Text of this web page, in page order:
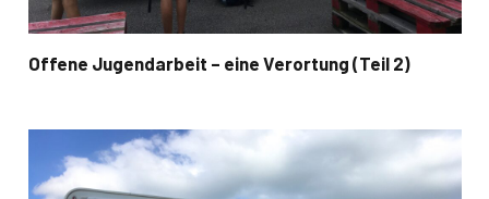
Offene Jugendarbeit – eine Verortung (Teil 2)